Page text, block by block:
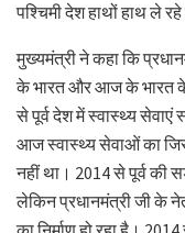
पश्चिमी देश हाथों हाथ ले
मुख्यमंत्री ने कहा कि
के भारत और आज के भारत के
से पूर्व देश में स्वास्थ्य सेवाएं
आज स्वास्थ्य सेवाओं का
नहीं था। 2014 से पूर्व की
लेकिन प्रधानमंत्री जी के